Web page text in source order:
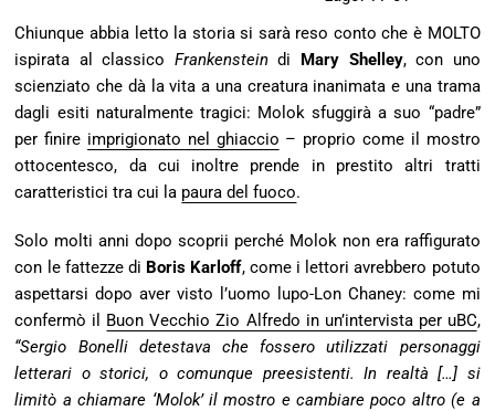
Chiunque abbia letto la storia si sarà reso conto che è MOLTO
ispirata al classico Frankensteindi Mary Shelley, con uno
scienziato che dà la vita a una creatura inanimata e una trama
dagli esiti naturalmente tragici: Molok sfuggirà a suo “padre”
per finire imprigionato nel ghiaccio – proprio come il mostro
ottocentesco, da cui inoltre prende in prestito altri tratti
caratteristici tra cui la paura del fuoco.
Solo molti anni dopo scoprii perché Molok non era raffigurato
con le fattezze di Boris Karloff, come i lettori avrebbero potuto
aspettarsi dopo aver visto l’uomo lupo-Lon Chaney: come mi
confermò il Buon Vecchio Zio Alfredo in un’intervista per uBC,
“Sergio Bonelli detestava che fossero utilizzati personaggi
letterari o storici, o comunque preesistenti. In realtà […] si
limitò a chiamare ‘Molok’ il mostro e cambiare poco altro (e a